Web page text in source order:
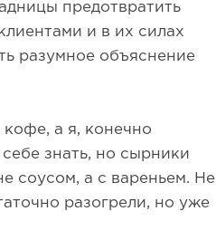
предотвратить
и в их силах
разумное объяснение
а я, конечно
знать, но сырники
соусом, а с вареньем. Не
разогрели, но уже